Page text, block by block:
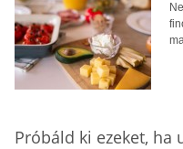
Próbáld ki ezeket,